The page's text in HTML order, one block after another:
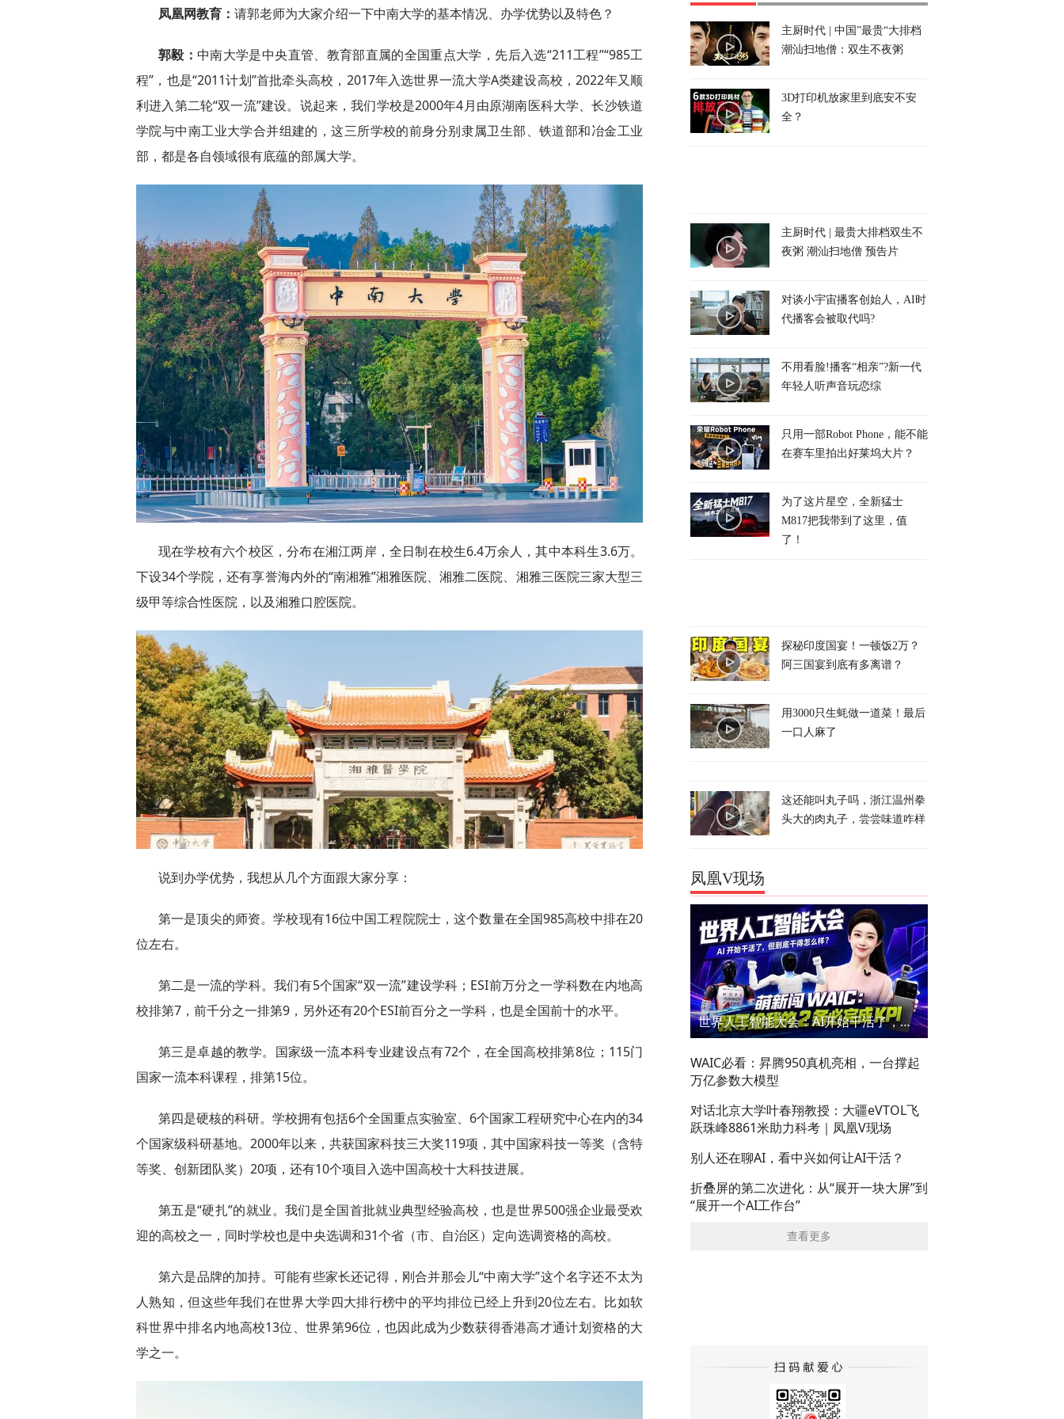
凤凰网教育： 请郭老师为大家介绍一下中南大学的基本情况、办学优势以及特色？
郭毅：中南大学是中央直管、教育部直属的全国重点大学，先后入选“211工程”“985工
程”，也是“2011计划”首批牵头高校，2017年入选世界一流大学A类建设高校，2022年又顺
利进入第二轮“双一流”建设。说起来，我们学校是2000年4月由原湖南医科大学、长沙铁道
学院与中南工业大学合并组建的，这三所学校的前身分别隶属卫生部、铁道部和冶金工业
部，都是各自领域很有底蕴的部属大学。
现在学校有六个校区，分布在湘江两岸，全日制在校生6.4万余人，其中本科生3.6万。
下设34个学院，还有享誉海内外的“南湘雅”湘雅医院、湘雅二医院、湘雅三医院三家大型三
级甲等综合性医院，以及湘雅口腔医院。
说到办学优势，我想从几个方面跟大家分享：
第一是顶尖的师资。学校现有16位中国工程院院士，这个数量在全国985高校中排在20
位左右。
第二是一流的学科。我们有5个国家“双一流”建设学科；ESI前万分之一学科数在内地高
校排第7，前千分之一排第9，另外还有20个ESI前百分之一学科，也是全国前十的水平。
第三是卓越的教学。国家级一流本科专业建设点有72个，在全国高校排第8位；115门
国家一流本科课程，排第15位。
第四是硬核的科研。学校拥有包括6个全国重点实验室、6个国家工程研究中心在内的34
个国家级科研基地。2000年以来，共获国家科技三大奖119项，其中国家科技一等奖（含特
等奖、创新团队奖）20项，还有10个项目入选中国高校十大科技进展。
第五是“硬扎”的就业。我们是全国首批就业典型经验高校，也是世界500强企业最受欢
迎的高校之一，同时学校也是中央选调和31个省（市、自治区）定向选调资格的高校。
第六是品牌的加持。可能有些家长还记得，刚合并那会儿“中南大学”这个名字还不太为
人熟知，但这些年我们在世界大学四大排行榜中的平均排位已经上升到20位左右。比如软
科世界中排名内地高校13位、世界第96位，也因此成为少数获得香港高才通计划资格的大
学之一。
主厨时代 | 中国”最贵“大排档
潮汕扫地僧：双生不夜粥
3D打印机放家里到底安不安
全？
主厨时代 | 最贵大排档双生不
夜粥 潮汕扫地僧 预告片
对谈小宇宙播客创始人，AI时
代播客会被取代吗?
不用看脸!播客“相亲”?新一代
年轻人听声音玩恋综
只用一部Robot Phone，能不能
在赛车里拍出好莱坞大片？
为了这片星空，全新猛士
M817把我带到了这里，值
了！
探秘印度国宴！一顿饭2万？
阿三国宴到底有多离谱？
用3000只生蚝做一道菜！最后
一口人麻了
这还能叫丸子吗，浙江温州拳
头大的肉丸子，尝尝味道咋样
凤凰V现场
世界人工智能大会：AI开始干活了，但到底干的怎么样？萌新闯WAIC
WAIC必看：昇腾950真机亮相，一台撑起
万亿参数大模型
对话北京大学叶春翔教授：大疆eVTOL飞
跃珠峰8861米助力科考｜凤凰V现场
别人还在聊AI，看中兴如何让AI干活？
折叠屏的第二次进化：从“展开一块大屏”到
“展开一个AI工作台”
查看更多